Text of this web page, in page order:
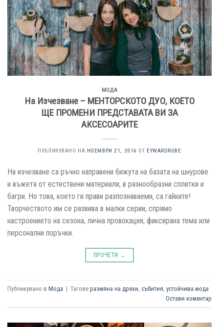
МОДА
На Изчезване – МЕНТОРСКОТО ДУО, КОЕТО
ЩЕ ПРОМЕНИ ПРЕДСТАВАТА ВИ ЗА
АКСЕСОАРИТЕ
ПУБЛИКУВАНО НА НОЕМВРИ 21, 2016 ОТ EYWARDROBE
На изчезване са ръчно направени бижута на базата на шнурове
и въжета от естествени материали, в разнообразни сплитки и
багри. Но това, което ги прави разпознаваеми, са гайките!
Творчеството им се развива в малки серии, спрямо
настроението на сезона, лична провокация, фиксирана тема или
персонални поръчки.
ПРОЧЕТИ →
Публикувано в Мода | Тагове размяна на дрехи събития устойчива мода
Остави коментар